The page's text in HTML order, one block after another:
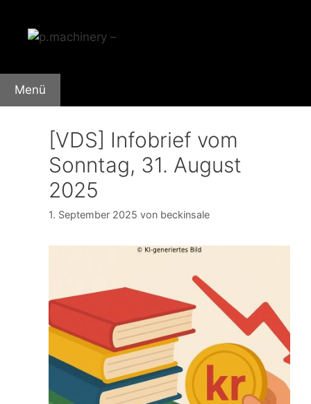
Inhalt
springen
Menü
[VDS] Infobrief vom
Sonntag, 31. August
2025
1. September 2025 von beckinsale